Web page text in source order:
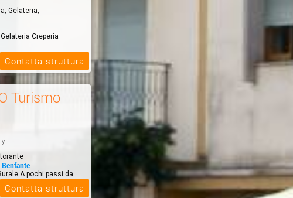
Gelateria,
Creperia
Contatta struttura
Turismo
A pochi passi da
nel verde, con
Contatta struttura